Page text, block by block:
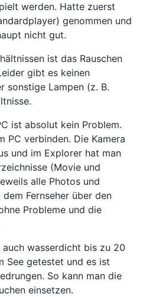
werden. Hatte zuerst
genommen und
nicht gut.
ist das Rauschen
gibt es keinen
sonstige Lampen (z. B.
ist absolut kein Problem.
PC verbinden. Die Kamera
und im Explorer hat man
(Movie und
alle Photos und
Fernseher über den
Probleme und die
wasserdicht bis zu 20
See getestet und es ist
So kann man die
einsetzen.